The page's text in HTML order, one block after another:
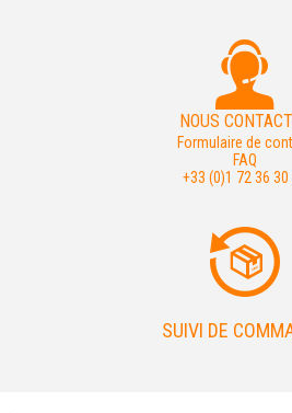
NOUS
Formulaire de
FAQ
+33 (0)1 72 36 30
SUIVI DE